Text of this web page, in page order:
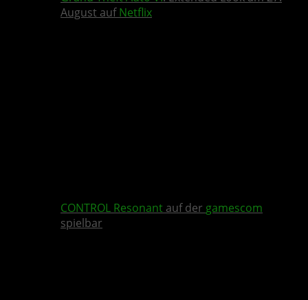
August aufNetflix
CONTROL Resonant auf der gamescom
spielbar